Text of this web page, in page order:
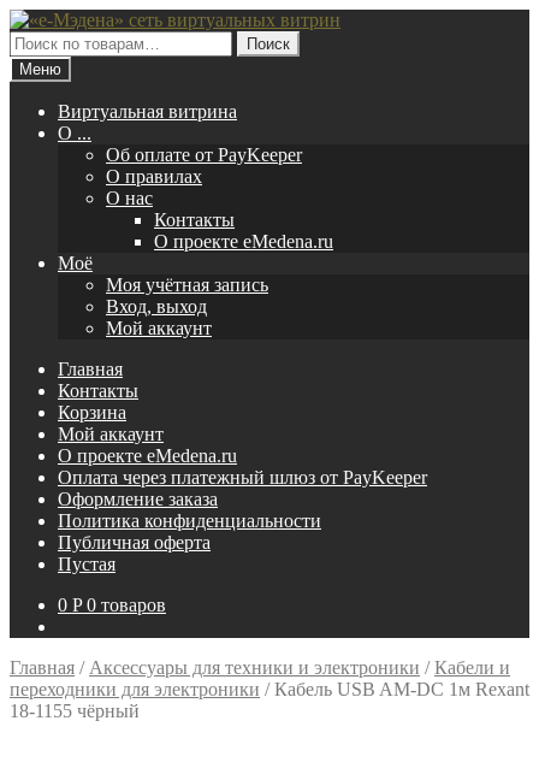
Перейти
к
навигации
Перейти
к
содержимому
Искать:
Поиск
Меню
Виртуальная витрина
O ...
Об оплате от PayKeeper
О правилах
О нас
Контакты
О проекте eMedena.ru
Моё
Моя учётная запись
Вход, выход
Мой аккаунт
Главная
Контакты
Корзина
Мой аккаунт
О проекте eMedena.ru
Оплата через платежный шлюз от PayKeeper
Оформление заказа
Политика конфиденциальности
Публичная оферта
Пустая
0 P 0 товаров
Главная / Аксессуары для техники и электроники /Кабели и
переходники для электроники /Кабель USB AM-DC 1м Rexant
18-1155 чёрный